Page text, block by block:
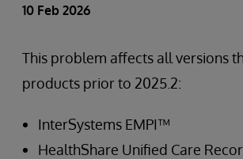
10 Feb 2026
This problem affects all versions
products prior to 2025.2:
InterSystems EMPI™
HealthShare Unified Care